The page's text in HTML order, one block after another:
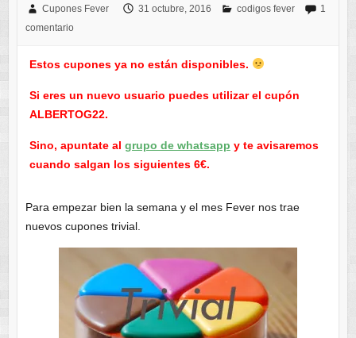
Cupones Fever 31 octubre, 2016 codigos fever
1
comentario
Estos cupones ya no están disponibles.
Si eres un nuevo usuario puedes utilizar el cupón
ALBERTOG22.
Sino, apuntate al grupo de whatsapp y te avisaremos
cuando salgan los siguientes 6€.
Para empezar bien la semana y el mes Fever nos trae
nuevos cupones trivial.